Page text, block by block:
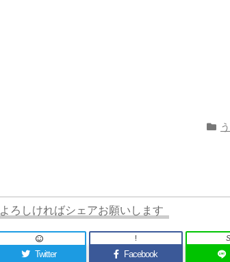
よろしければシェアお願いします
Twitter Facebook
!